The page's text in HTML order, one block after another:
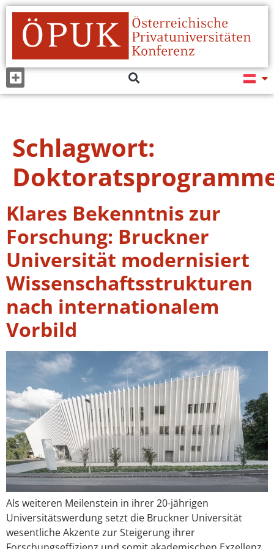
Schlagwort:
Klares Bekenntnis zur
Forschung: Bruckner
Universität modernisiert
Wissenschaftsstrukturen
nach internationalem
Vorbild
Als weiteren Meilenstein in ihrer 20-jährigen
Universitätswerdung setzt die Bruckner Universität
wesentliche Akzente zur Steigerung ihrer